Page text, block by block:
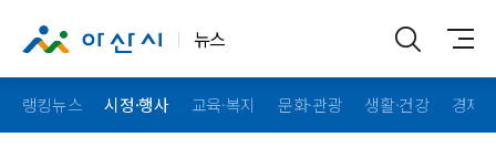
뉴스
랭킹뉴스 시정·행사 교육·복지 문화·관광 생활·건강 경제·